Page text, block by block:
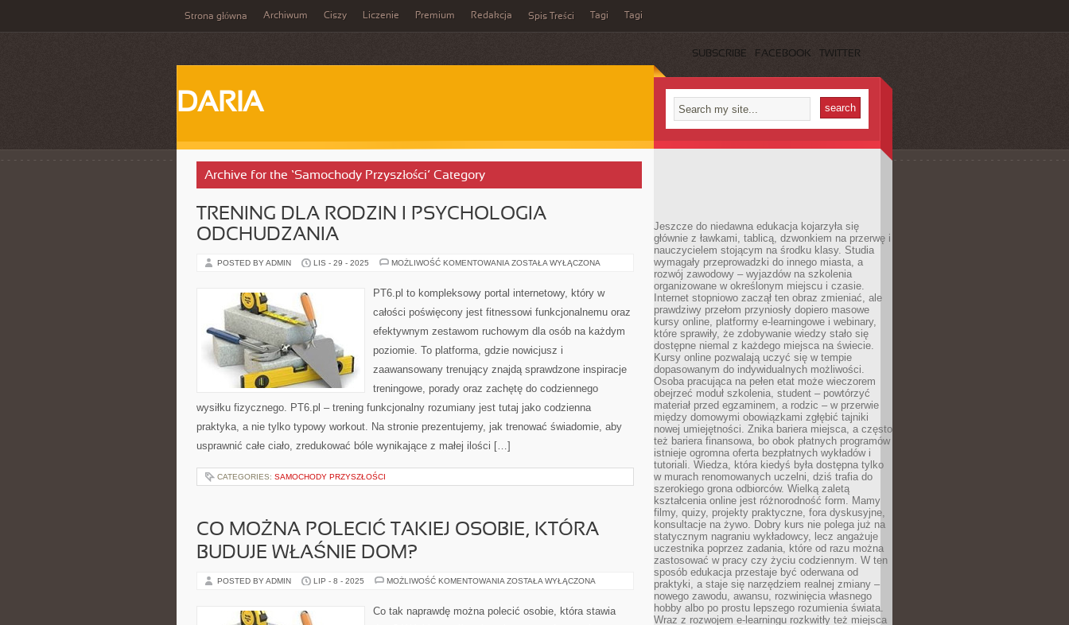
Strona główna Archiwum Ciszy Liczenie Premium Redakcja Spis Treści Tagi Tagi
SUBSCRIBE FACEBOOK TWITTER
DARIA
Archive for the ‘Samochody Przyszłości’ Category
TRENING DLA RODZIN I PSYCHOLOGIA
ODCHUDZANIA
POSTED BY ADMIN LIS - 29 - 2025 MOŻLIWOŚĆ KOMENTOWANIA TRENING
PSYCHOLOGIA
ZOSTAŁA WYŁĄCZONA
PT6.pl to kompleksowy portal internetowy, który w
całości poświęcony jest fitnessowi funkcjonalnemu oraz
efektywnym zestawom ruchowym dla osób na każdym
poziomie. To platforma, gdzie nowicjusz i
zaawansowany trenujący znajdą sprawdzone inspiracje
treningowe, porady oraz zachętę do codziennego
wysiłku fizycznego. PT6.pl – trening funkcjonalny rozumiany jest tutaj jako codzienna
praktyka, a nie tylko typowy workout. Na stronie prezentujemy, jak trenować świadomie, aby
usprawnić całe ciało, zredukować bóle wynikające z małej ilości […]
CATEGORIES: SAMOCHODY PRZYSZŁOŚCI
CO MOŻNA POLECIĆ TAKIEJ OSOBIE, KTÓRA
BUDUJE WŁAŚNIE DOM?
POSTED BY ADMIN LIP - 8 - 2025 MOŻLIWOŚĆ KOMENTOWANIA CO
TAKIEJ
OSOBIE,
ZOSTAŁA WYŁĄCZONA
Co tak naprawdę można polecić osobie, która stawia
Jeszcze do niedawna edukacja kojarzyła się
głównie z ławkami, tablicą, dzwonkiem na przerwę i
nauczycielem stojącym na środku klasy. Studia
wymagały przeprowadzki do innego miasta, a
rozwój zawodowy – wyjazdów na szkolenia
organizowane w określonym miejscu i czasie.
Internet stopniowo zaczął ten obraz zmieniać, ale
prawdziwy przełom przyniosły dopiero masowe
kursy online, platformy e-learningowe i webinary,
które sprawiły, że zdobywanie wiedzy stało się
dostępne niemal z każdego miejsca na świecie.
Kursy online pozwalają uczyć się w tempie
dopasowanym do indywidualnych możliwości.
Osoba pracująca na pełen etat może wieczorem
obejrzeć moduł szkolenia, student – powtórzyć
materiał przed egzaminem, a rodzic – w przerwie
między domowymi obowiązkami zgłębić tajniki
nowej umiejętności. Znika bariera miejsca, a często
też bariera finansowa, bo obok płatnych programów
istnieje ogromna oferta bezpłatnych wykładów i
tutoriali. Wiedza, która kiedyś była dostępna tylko
w murach renomowanych uczelni, dziś trafia do
szerokiego grona odbiorców. Wielką zaletą
kształcenia online jest różnorodność form. Mamy
filmy, quizy, projekty praktyczne, fora dyskusyjne,
konsultacje na żywo. Dobry kurs nie polega już na
statycznym nagraniu wykładowcy, lecz angażuje
uczestnika poprzez zadania, które od razu można
zastosować w pracy czy życiu codziennym. W ten
sposób edukacja przestaje być oderwana od
praktyki, a staje się narzędziem realnej zmiany –
nowego zawodu, awansu, rozwinięcia własnego
hobby albo po prostu lepszego rozumienia świata.
Wraz z rozwojem e-learningu rozkwitły też miejsca